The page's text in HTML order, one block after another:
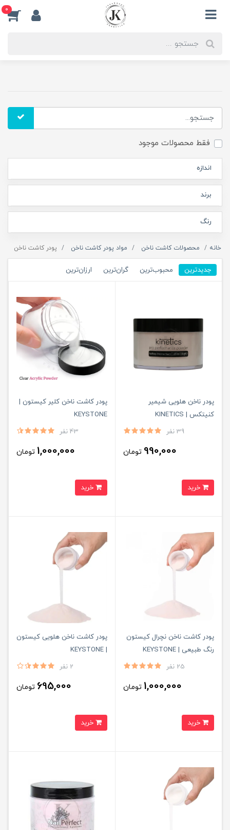
0
فقط محصولات موجود
اندازه
برند
رنگ
خانه محصولات کاشت ناخن مواد پودر کاشت ناخن پودر کاشت ناخن
جدیدترین محبوب‌ترین گران‌ترین ارزان‌ترین
پودر ناخن هلویی شیمیر
کنیتکس | KINETICS
39 نفر
990,000 تومان
پودر کاشت ناخن کلیر کیستون |
KEYSTONE
43 نفر
1,000,000 تومان
پودر کاشت ناخن نچرال کیستون
رنگ طبیعی | KEYSTONE
25 نفر
1,000,000 تومان
پودر کاشت ناخن هلویی کیستون
| KEYSTONE
2 نفر
695,000 تومان